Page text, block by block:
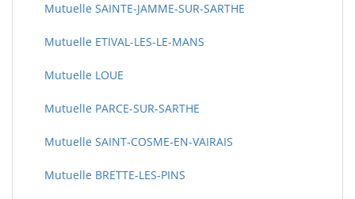
Mutuelle SAINTE-JAMME-SUR-SARTHE
Mutuelle ETIVAL-LES-LE-MANS
Mutuelle LOUE
Mutuelle PARCE-SUR-SARTHE
Mutuelle SAINT-COSME-EN-VAIRAIS
Mutuelle BRETTE-LES-PINS